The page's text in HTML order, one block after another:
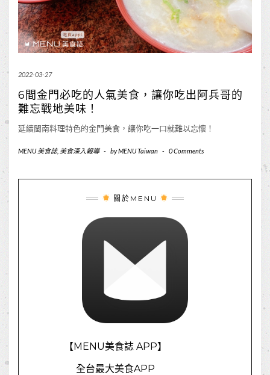
2022-03-27
6間金門必吃的人氣美食，讓你吃出阿兵哥的
難忘戰地美味！
延續閩南料理特色的金門美食，讓你吃一口就難以忘懷！
MENU 美食誌, 美食深入報導 - byMENU Taiwan - 0 Comments
關於MENU
【MENU美食誌 APP】
全台最大美食APP